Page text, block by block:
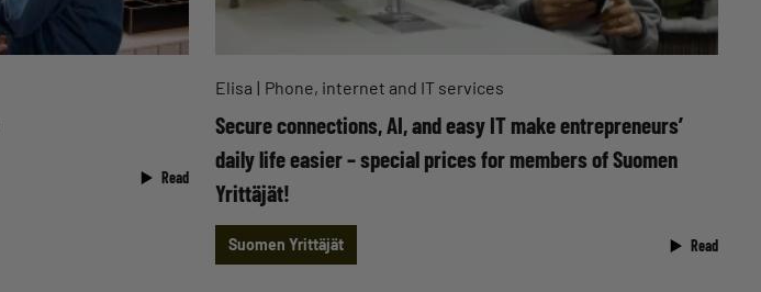
Read
Elisa Phone, internet and IT services
Secure connections, AI, and easy IT make entrepreneurs’
daily life easier – special prices for members of Suomen
Yrittäjät!
Suomen Yrittäjät Read